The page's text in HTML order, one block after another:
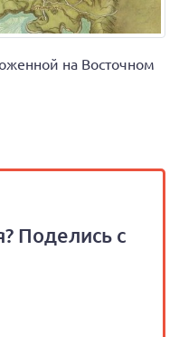
на Восточном
Поделись с